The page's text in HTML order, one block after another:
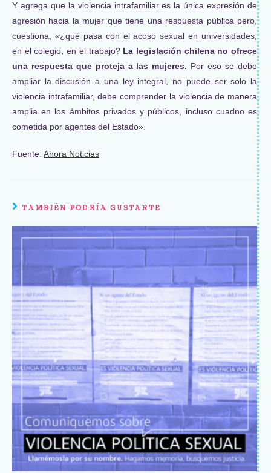
Y agrega que la violencia intrafamiliar es la única expresión de
agresión hacia la mujer que tiene una respuesta pública pero,
cuestiona, «¿qué pasa con el acoso sexual en universidades,
en el colegio, en el trabajo?La legislación chilena no ofrece
una respuesta que proteja a las mujeres. Por eso se debe
ampliar la discusión a una ley integral, no puede ser solo la
violencia intrafamiliar, debe comprender la violencia de manera
amplia en los ámbitos privados y públicos, incluso cuadno es
cometida por agentes del Estado».
Fuente: Ahora Noticias
TAMBIÉN PODRÍA GUSTARTE